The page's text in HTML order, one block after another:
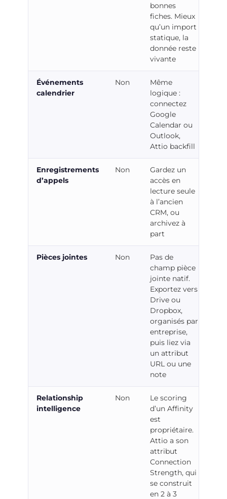
bonnes
fiches. Mieux
qu’un import
statique, la
donnée reste
vivante
Événements
calendrier
Non
Même
logique :
connectez
Google
Calendar ou
Outlook,
Attio backfill
Enregistrements
d’appels
Non
Gardez un
accès en
lecture seule
à l’ancien
CRM, ou
archivez à
part
Pièces jointes Non
Pas de
champ pièce
jointe natif.
Exportez vers
Drive ou
Dropbox,
organisés par
entreprise,
puis liez via
un attribut
URL ou une
note
Relationship
intelligence
Non
Le scoring
d’un Affinity
est
propriétaire.
Attio a son
attribut
Connection
Strength, qui
se construit
en 2 à 3